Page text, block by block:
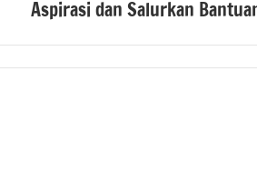
Aspirasi dan Salurkan